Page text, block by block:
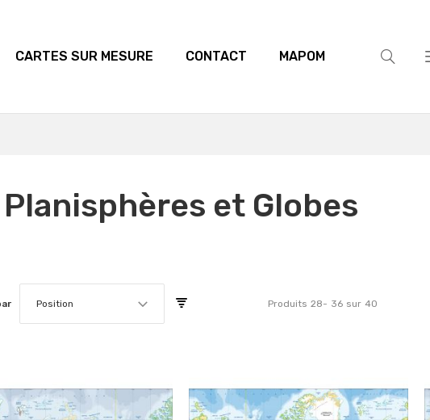
CARTES SUR MESURE CONTACT MAPOM
Planisphères et Globes
Position Produits 28- 36 sur 40